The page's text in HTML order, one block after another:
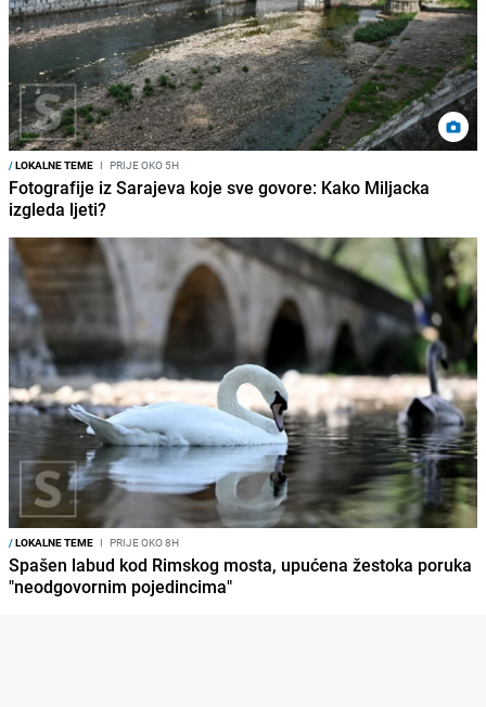
/LOKALNE TEME I PRIJE OKO 5H
Fotografije iz Sarajeva koje sve govore: Kako Miljacka
izgleda ljeti?
/LOKALNE TEME I PRIJE OKO 8H
Spašen labud kod Rimskog mosta, upućena žestoka poruka
"neodgovornim pojedincima"